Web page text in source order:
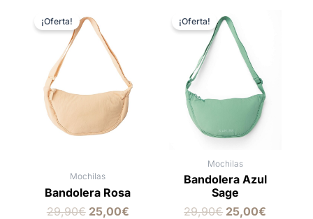
¡Oferta!
Mochilas
Bandolera Rosa
29,90€
precio
original
era:
29,90€.
25,00€
¡Oferta!
Mochilas
Bandolera Azul
Sage
29,90€
precio
original
era:
29,90€.
25,00€